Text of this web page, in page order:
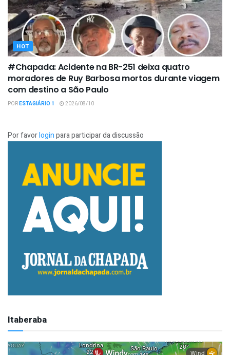
HOT
#Chapada: Acidente na BR-251 deixa quatro
moradores de Ruy Barbosa mortos durante viagem
com destino a São Paulo
PORESTAGIÁRIO 1 2026/08/10
Por favorloginpara participar da discussão
Itaberaba